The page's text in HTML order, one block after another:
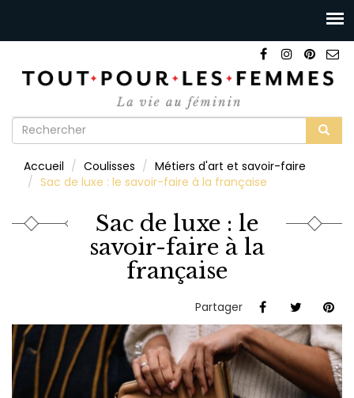
Formulaire
recherche
Accueil Coulisses
Métiers d'art et savoir-faire
Sac de luxe : le savoir-faire à la française
Sac de luxe : le
savoir-faire à la
française
Partager